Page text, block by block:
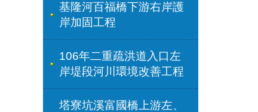
基隆河百福橋下游右岸護
岸加固工程
106年二重疏洪道入口左
岸堤段河川環境改善工程
塔寮坑溪富國橋上游左、